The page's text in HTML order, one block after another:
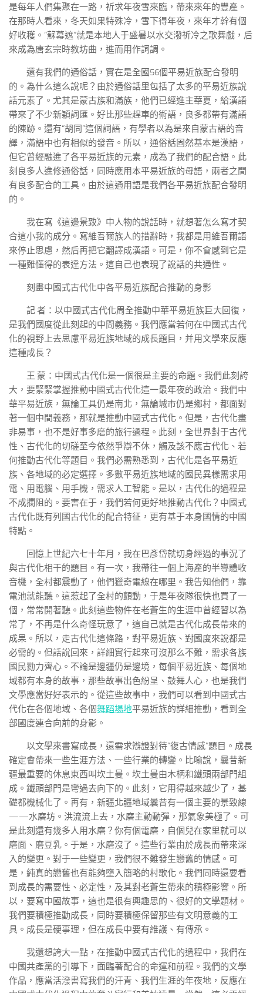
是每年人們集聚在一路，祈求年夜雪來臨，帶來來年的豐產。
在那時人看來，冬天如果特殊冷，雪下得年夜，來年才幹有個
好收穫。“蘇幕遮”就是本地人于盛暑以水交潑祈冷之歌舞戲，后
來成為唐玄宗時教坊曲，進而用作詞調。
還有我們的通俗話，實在是全國56個平易近族配合發明
的。為什么這么說呢？由於通俗話里包括了太多的平易近族說
話元素了。尤其是蒙古族和滿族，他們已經進主華夏，給漢語
帶來了不少新穎詞匯。好比那些趕車的術語，良多都帶有滿語
的陳跡。還有“胡同”這個詞語，有學者以為是來自蒙古語的音
譯，滿語中也有相似的發音。所以，通俗話固然基本是漢語，
但它曾經融進了各平易近族的元素，成為了我們的配合語。此
刻良多人進修通俗話，同時應用本平易近族的母語，兩者之間
有良多配合的工具。由於這通用語是我們各平易近族配合發明
的。
我在寫《這邊景致》中人物的說話時，就想著怎么寫才契
合這小我的成分。寫維吾爾族人的措辭時，我都是用維吾爾語
來停止思慮，然后再把它翻譯成漢語。可是，你不會感到它是
一種難懂得的表達方法。這自己也表現了說話的共通性。
刻畫中國式古代化中各平易近族配合推動的身影
記 者：以中國式古代化周全推動中華平易近族巨大回復，
是我們國度從此刻起的中間義務。我們應當若何在中國式古代
化的視野上去思慮平易近族地域的成長題目，并用文學來反應
這種成長？
王 蒙：中國式古代化是一個很是主要的命題。我們此刻誇
大，要緊緊掌握推動中國式古代化這一最年夜的政治。我們中
華平易近族，無論工具仍是南北，無論城市仍是鄉村，都面對
著一個中間義務，那就是推動中國式古代化。但是，古代化盡
非易事，也不是好事多磨的旅行過程。此刻，全世界對于古代
性、古代化的切磋至今依然爭辯不休，觸及該不應古代化、若
何推動古代化等題目。我們必需熟悉到，古代化是各平易近
族、各地域的必定選擇。多數平易近族地域的國民異樣需求用
電、用電腦、用手機，需求人工智能。是以，古代化的過程是
不成攔阻的。要害在于，我們若何更好地推動古代化？中國式
古代化既有列國古代化的配合特征，更有基于本身國情的中國
特點。
回憶上世紀六七十年月，我在巴彥岱就切身經過的事況了
與古代化相干的題目。有一次，我帶往一個上海產的半導體收
音機，全村都震動了，他們獵奇電線在哪里。我告知他們，靠
電池就能聽。這惹起了全村的顫動，于是年夜隊很快也買了一
個，常常開著聽。此刻這些物件在老蒼生的生涯中曾經習以為
常了，不再是什么奇怪玩意了，這自己就是古代化成長帶來的
成果。所以，走古代化這條路，對平易近族、對國度來說都是
必需的。但話說回來，詳細實行起來可沒那么不難，需求各族
國民勠力齊心。不論是邊疆仍是邊境，每個平易近族、每個地
域都有本身的故事，那些故事出色紛呈、鼓舞人心，也是我們
文學應當好好表示的。從這些故事中，我們可以看到中國式古
代化在各個地域、各個舞蹈場地平易近族的詳細推動，看到全
部國度連合向前的身影。
以文學來書寫成長，還需求辯證對待“復古情感”題目。成長
確定會帶來一些生涯方法、一些行業的轉變。比喻說，曩昔新
疆最重要的休息東西叫坎土曼。坎土曼由木柄和鐵頭兩部門組
成。鐵頭部門是彎過去向下的。此刻，它用得越來越少了，基
礎都機械化了。再有，新疆北疆地域曩昔有一個主要的景致線
——水磨坊。洪流流上去，水磨主動動彈，那氣象美極了。可
是此刻還有幾多人用水磨？你有個電磨，自個兒在家里就可以
磨面、磨豆乳。于是，水磨沒了。這些行業由於成長而帶來深
入的變更。對于一些變更，我們很不難發生戀舊的情感。可
是，純真的戀舊也有能夠墮入簡略的村歌化。我們同時還要看
到成長的需要性、必定性，及其對老蒼生帶來的積極影響。所
以，要寫中國故事，這也是很有興趣思的、很好的文學題材。
我們要積極推動成長，同時要積極保留那些有文明意義的工
具。成長是硬事理，但在成長中要有維護、有傳承。
我還想誇大一點，在推動中國式古代化的過程中，我們在
中國共產黨的引導下，面臨著配合的命運和前程。我們的文學
作品，應當活潑書寫我們的汗青、我們生涯的年夜地，反應在